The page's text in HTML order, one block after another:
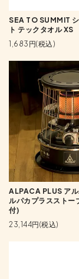
SEA TO SUMMIT
ト テックタオル XS
1,683円(税込)
ALPACA PLUS ア
ルパカプラスストー
付)
23,144円(税込)